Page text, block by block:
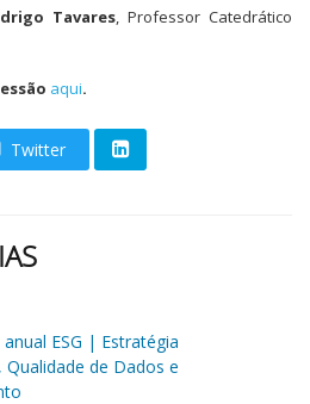
Tavares, Professor Catedrático
aqui.
Twitter
ESG | Estratégia
Qualidade de Dados e